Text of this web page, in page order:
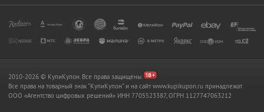
2010-2026 © КупиКупон. Все права защищены.
Все права на товарный знак "КупиКупон" и на сайт www.kupikupon.ru принадлежат
OOO «Агентство цифровых решений» ИНН 7705523387, ОГРН 1127747063212